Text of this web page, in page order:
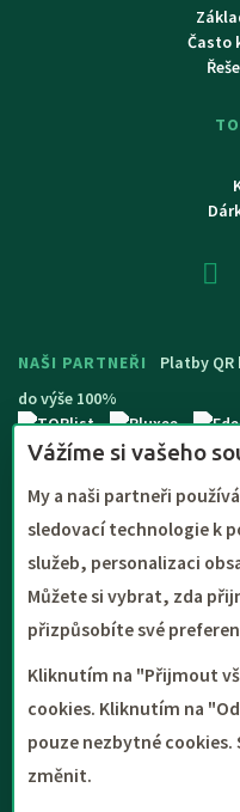
Často
NAŠI PARTNEŘI
Platby
do výše 100%
webových stránek podléhá
121/2000 Sb. autorského
pozměňování obsahu
Vážíme si vašeho
My a naši partneři
sledovací technologie k
služeb, personalizaci
Můžete si vybrat, zda
přizpůsobíte své
Kliknutím na "Přijmout
cookies. Kliknutím na
pouze nezbytné
změnit.